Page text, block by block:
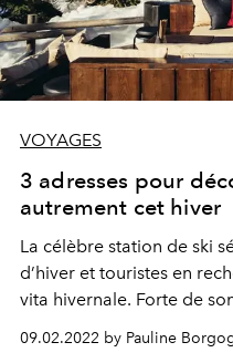
VOYAGES
3 adresses pour
autrement cet hiver
La célèbre station de ski
d’hiver et touristes en
vita hivernale. Forte de
de hot spots branchés —
09.02.2022 by Pauline